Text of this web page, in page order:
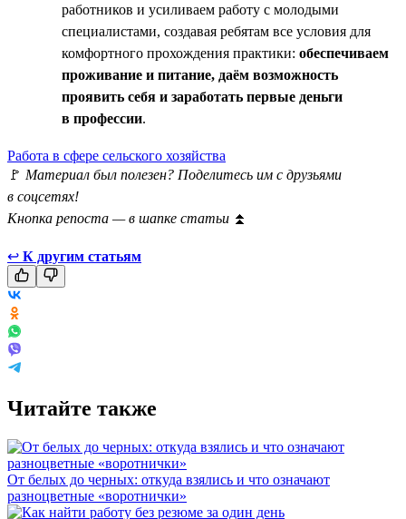
работников и усиливаем работу с молодыми
специалистами, создавая ребятам все условия для
комфортного прохождения практики: обеспечиваем
проживание и питание, даём возможность
проявить себя и заработать первые деньги
в профессии.
Работа в сфере сельского хозяйства
🚩 Материал был полезен? Поделитесь им с друзьями
в соцсетях!
Кнопка репоста — в шапке статьи ⏫
↩ К другим статьям
Читайте также
От белых до черных: откуда взялись и что означают
разноцветные «воротнички»